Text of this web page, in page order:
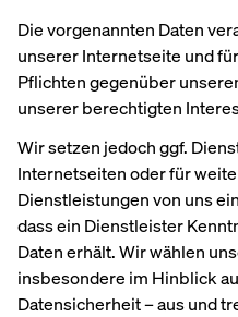
Die vorgenannten Daten
unserer Internetseite und
Pflichten gegenüber
unserer berechtigten
Wir setzen jedoch ggf.
Internetseiten oder für
Dienstleistungen von uns
dass ein Dienstleister
Daten erhält. Wir wählen
insbesondere im Hinblick
Datensicherheit – aus und